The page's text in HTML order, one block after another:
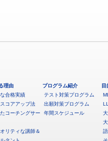
理由
合格実績
コアアップ法
コーチングサー
リティな講師＆
プログラム紹介
テスト対策プログラム
出願対策プログラム
年間スケジュール